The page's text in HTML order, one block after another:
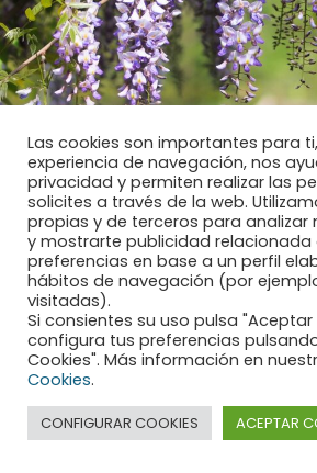
Cómo elegir la trepadora
Antes de escoger una especie conviene
Horas de sol disponibles.
Espacio de crecimiento.
Tipo de soporte.
Clima de la zona.
También es importante decidir si se
perenne o caduca. Las perennes
Las cookies son importantes para
experiencia de navegación, nos
privacidad y permiten realizar las
solicites a través de la web.
propias y de terceros para analizar
y mostrarte publicidad relacionada
preferencias en base a un perfil
hábitos de navegación (por
visitadas).
Si consientes su uso pulsa "Aceptar
configura tus preferencias
Cookies". Más información en
Cookies.
CONFIGURAR COOKIES ACEPTAR